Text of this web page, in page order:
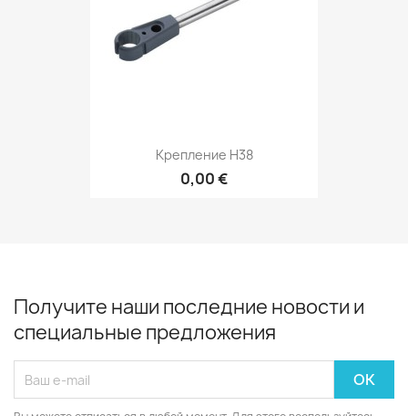
Крепление H38
0,00 €
Получите наши последние новости и
специальные предложения